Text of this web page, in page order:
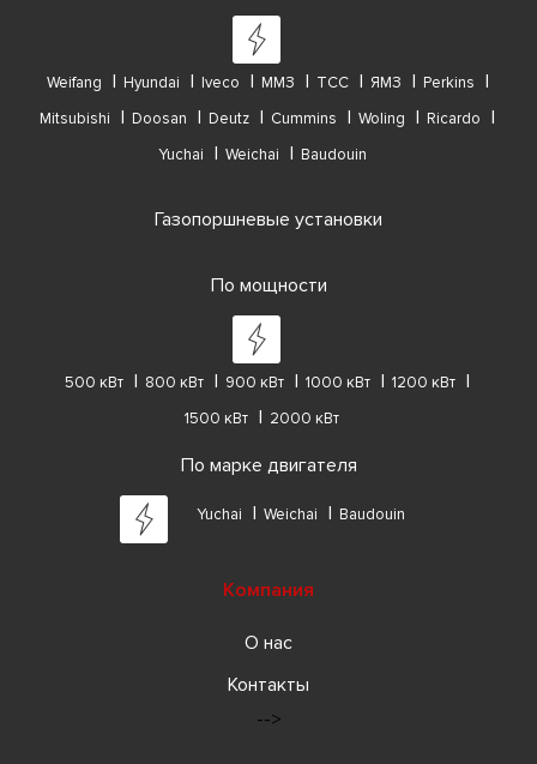
Weifang Hyundai Iveco ММЗ ТСС ЯМЗ
Perkins
Mitsubishi
Doosan Deutz Cummins Woling
Ricardo
Yuchai
Weichai Baudouin
Газопоршневые установки
По мощности
500 кВт 800 кВт 900 кВт 1000 кВт
1200 кВт
1500 кВт
2000 кВт
По марке двигателя
Yuchai Weichai Baudouin
Компания
О нас
Контакты
-->